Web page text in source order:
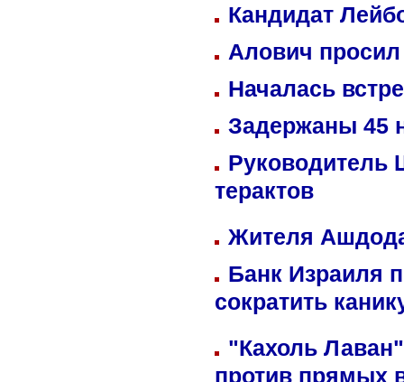
Кандидат
Алович просил
Началась
Задержаны 45
Руководитель
терактов
Жителя
Банк Израиля
сократить
"Кахоль